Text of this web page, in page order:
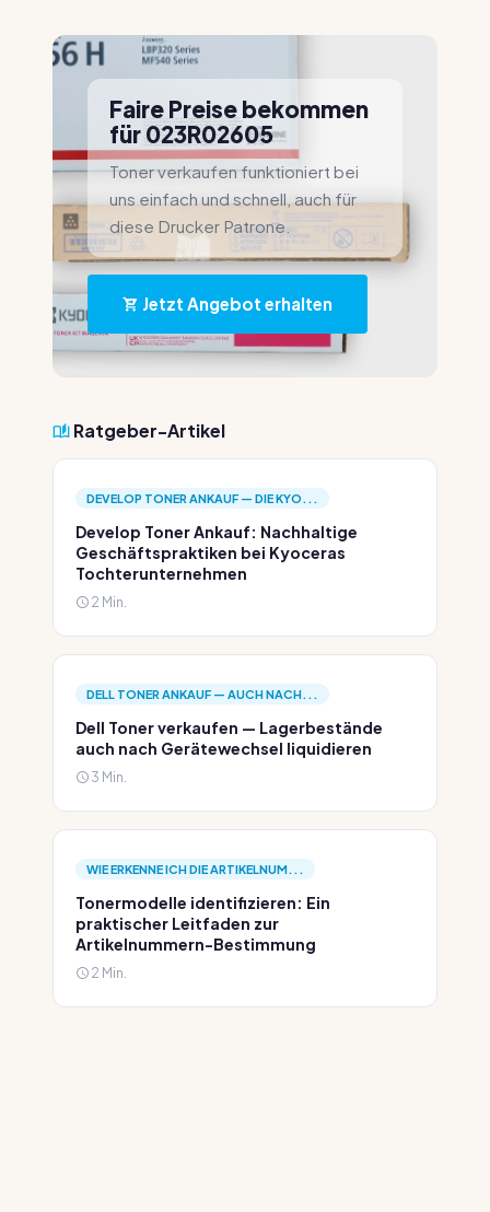
Faire Preise bekommen
für 023R02605
Toner verkaufen funktioniert bei
uns einfach und schnell, auch für
diese Drucker Patrone.
Jetzt Angebot erhalten
Ratgeber-Artikel
DEVELOP TONER ANKAUF — DIE KYO...
Develop Toner Ankauf: Nachhaltige
Geschäftspraktiken bei Kyoceras
Tochterunternehmen
2 Min.
DELL TONER ANKAUF — AUCH NACH...
Dell Toner verkaufen — Lagerbestände
auch nach Gerätewechsel liquidieren
3 Min.
WIE ERKENNE ICH DIE ARTIKELNUM...
Tonermodelle identifizieren: Ein
praktischer Leitfaden zur
Artikelnummern-Bestimmung
2 Min.